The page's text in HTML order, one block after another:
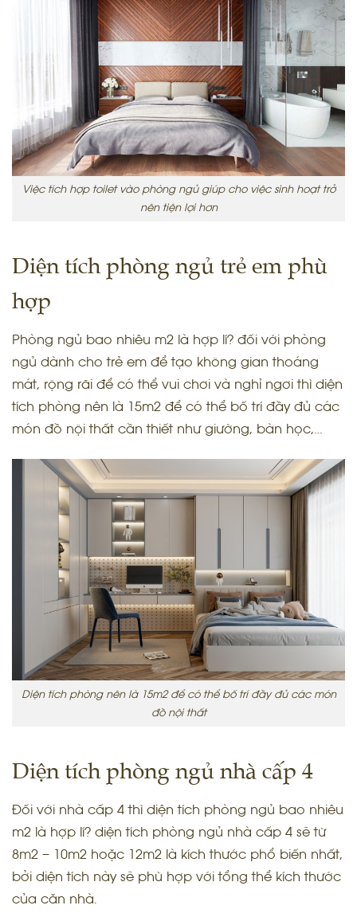
Việc tích hợp toilet vào phòng ngủ giúp cho việc sinh hoạt trở
nên tiện lợi hơn
Diện tích phòng ngủ trẻ em phù
hợp
Phòng ngủ bao nhiêu m2 là hợp lí? đối với phòng
ngủ dành cho trẻ em để tạo không gian thoáng
mát, rộng rãi để có thể vui chơi và nghỉ ngơi thì diện
tích phòng nên là 15m2 để có thể bố trí đầy đủ các
món đồ nội thất cần thiết như giường, bàn học,…
Diện tích phòng nên là 15m2 để có thể bố trí đầy đủ các món
đồ nội thất
Diện tích phòng ngủ nhà cấp 4
Đối với nhà cấp 4 thì diện tích phòng ngủ bao nhiêu
m2 là hợp lí? diện tích phòng ngủ nhà cấp 4 sẽ từ
8m2 – 10m2 hoặc 12m2 là kích thước phổ biến nhất,
bởi diện tích này sẽ phù hợp với tổng thể kích thước
của căn nhà.